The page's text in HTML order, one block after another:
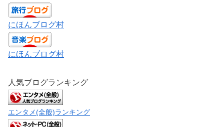
にほんブログ村
にほんブログ村
人気ブログランキング
エンタメ(全般)ランキング